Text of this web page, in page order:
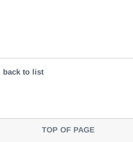
back to list
TOP OF PAGE